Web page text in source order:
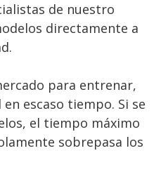
de nuestro
directamente a
para entrenar,
escaso tiempo. Si se
el tiempo máximo
sobrepasa los